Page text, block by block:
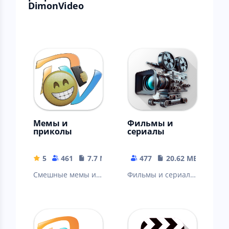
DimonVideo
Мемы и
приколы
5 461
7.7 MB
Смешные мемы и
Фильмы и
сериалы
477
20.62 MB
Фильмы и сериалы